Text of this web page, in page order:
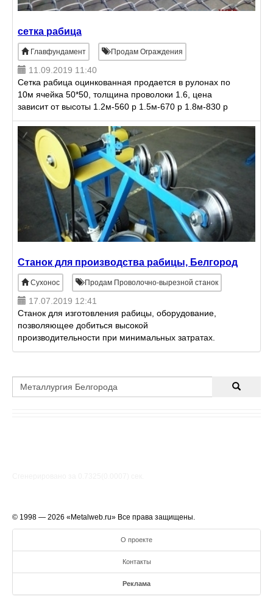
сетка рабица
Главфундамент Продам Ограждения
11.09.2019 11:40
Сетка рабица оцинкованная продается в рулонах по
10м ячейка 50*50, толщина проволоки 1.6, цена
зависит от высоты 1.2м-560 р 1.5м-670 р 1.8м-830 р
2.0м-915 р Доставка бесплатная
Станок для производства рабицы, Белгород
Сухонос Продам Проволочно-вырезной станок
17.07.2019 12:41
Станок для изготовления рабицы, оборудование,
позволяющее добиться высокой
производительности при минимальных затратах.
Станок помогает попробовать начать свое дело по
© 1998 — 2026 «Metalweb.ru» Все права защищены.
О проекте
Контакты
Реклама